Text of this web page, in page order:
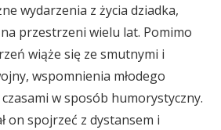
wydarzenia z życia dziadka,
przestrzeni wielu lat. Pomimo
wiąże się ze smutnymi i
wspomnienia młodego
w sposób humorystyczny.
on spojrzeć z dystansem i